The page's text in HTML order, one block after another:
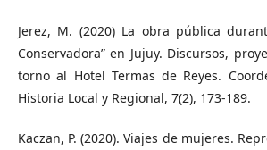
Jerez, M. (2020) La obra pública
Conservadora” en Jujuy. Discursos,
torno al Hotel Termas de Reyes.
Historia Local y Regional, 7(2), 173-189.
Kaczan, P. (2020). Viajes de mujeres.